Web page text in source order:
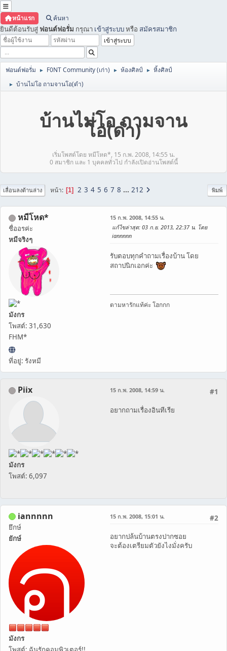
หน้าแรก ค้นหา
ยินดีต้อนรับสู่ ฟอนต์ฟอรั่ม กรุณา เข้าสู่ระบบหรือ สมัครสมาชิก
ฟอนต์ฟอรั่ม ► F0NT Community (เก่า) ► ห้องศิลป์ ► หิ้งศิลป์
► บ้านไม่โอ ถามจานโอ(ดำ)
บ้านไม่โอ ถามจาน
โอ(ดำ)
เริ่มโพสต์โดย หมีโหด*, 15 ก.พ. 2008, 14:55 น.
0 สมาชิก และ 1 บุคคลทั่วไป กำลังเปิดอ่านโพสต์นี้
พิมพ์
เลื่อนลงด้านล่าง หน้า 1 2 3 4 5 6 7 8 ... 212
หมีโหด*
ชื่ออรค่ะ
หมีจริงๆ
มังกร
โพสต์: 31,630
FHM*
ที่อยู่: รังหมี
15 ก.พ. 2008, 14:55 น.
แก้ไขล่าสุด: 03 ก.ย. 2013, 22:37 น. โดย
iannnnn
รับตอบทุกคำถามเรื่องบ้าน โดย
สถาปนิกเอกค่ะ
ตามหารักแท้ค่ะ โฮกกก
Piix
มังกร
โพสต์: 6,097
#1
15 ก.พ. 2008, 14:59 น.
อยากถามเรื่องอินทีเรีย
iannnnn
ยึกษ์
ยักษ์
มังกร
#2
15 ก.พ. 2008, 15:01 น.
อยากปล้นบ้านตรงปากซอย
จะต้องเตรียมตัวยังไงมั่งครับ